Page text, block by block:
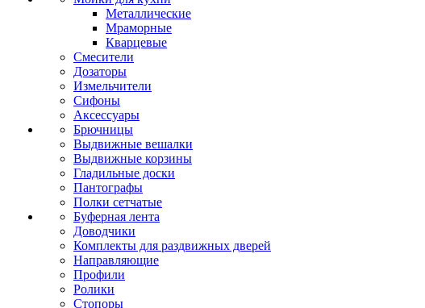
Металлические
Мраморные
Кварцевые
Смесители
Дозаторы
Измельчители
Сифоны
Аксессуары
Брючницы
Выдвижные вешалки
Выдвижные корзины
Гладильные доски
Пантографы
Полки сетчатые
Буферная лента
Доводчики
Комплекты для раздвижных дверей
Направляющие
Профили
Ролики
Стопоры